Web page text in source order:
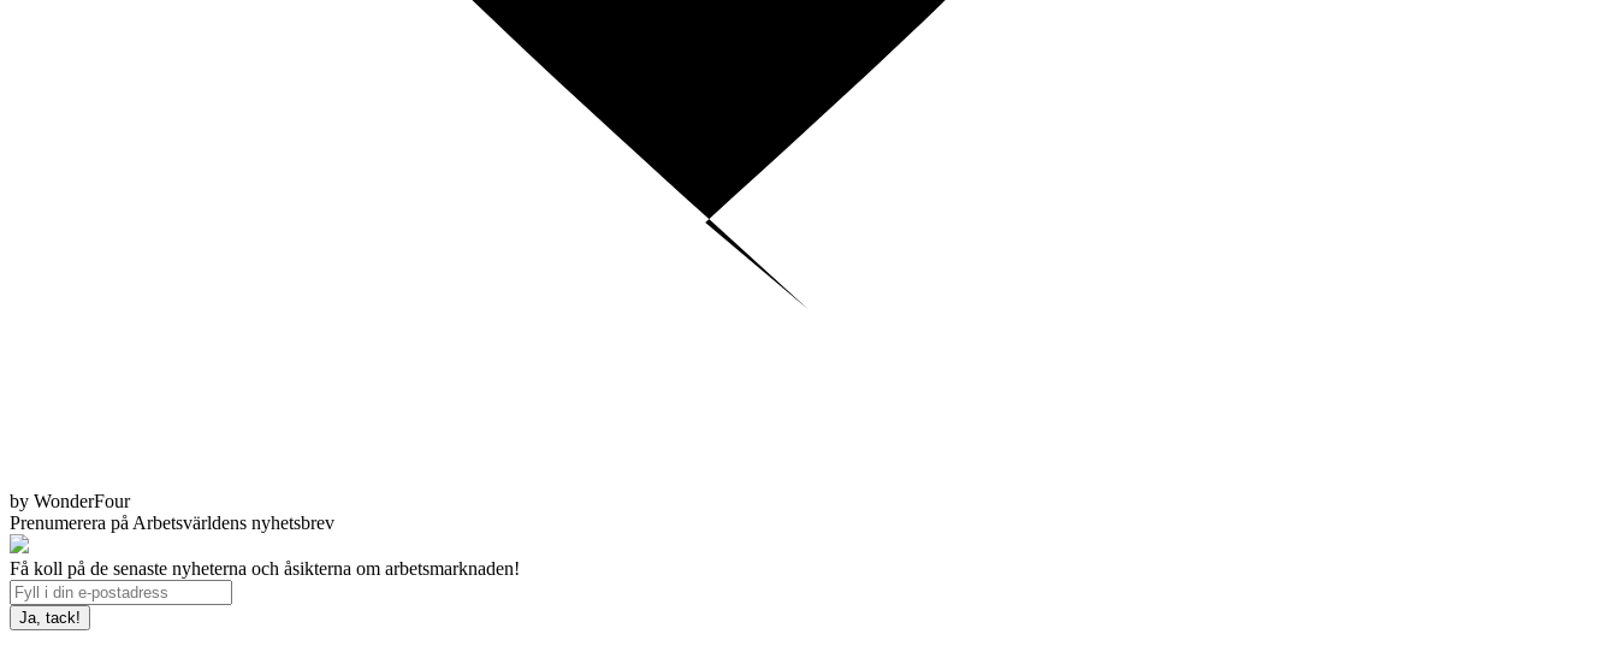
by WonderFour
Prenumerera på Arbetsvärldens nyhetsbrev
Få koll på de senaste nyheterna och åsikterna om arbetsmarknaden!